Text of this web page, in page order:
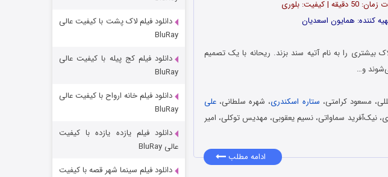
را به نام آتیه سند بزند. ریحانه با یک تصمیم
و…
مسعود کرامتی، ستاره اسکندری، شهره سلطانی،علی
نیک‌آفرید سماواتی، نسیم یعقوبی، مهدیس توکلی، امیر
ادامه مطلب
خاندان اژدها فصل ۳
دانلود فیلم لاک پشت با کیفیت عالی
BluRay
دانلود فیلم کج‌ پیله با کیفیت عالی
BluRay
دانلود فیلم خانه ارواح با کیفیت عالی
BluRay
دانلود فیلم یازده یازده با کیفیت
عالی BluRay
دانلود فیلم سینما شهر قصه با کیفیت